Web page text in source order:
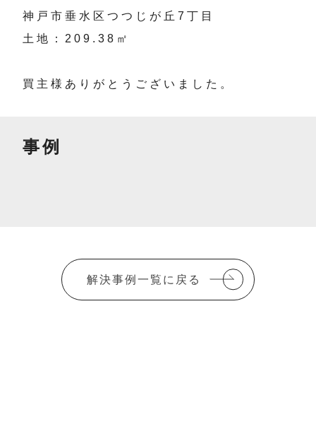
神戸市垂水区つつじが丘7丁目
土地：209.38㎡
買主様ありがとうございました。
事例
解決事例一覧に戻る